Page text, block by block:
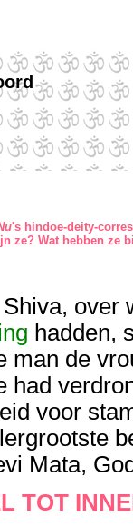
's hindoe-deity-
ze? Wat hebben ze
over
hadden,
man de
had
voor
Mata,
TOT